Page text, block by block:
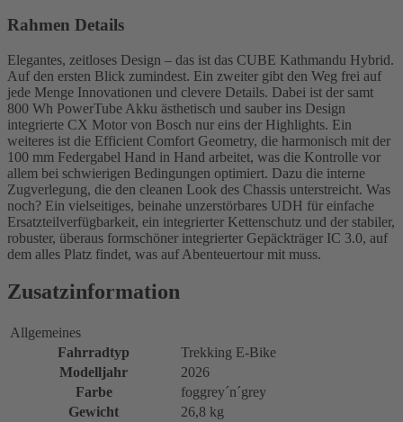
Rahmen Details
Elegantes, zeitloses Design – das ist das CUBE Kathmandu Hybrid.
Auf den ersten Blick zumindest. Ein zweiter gibt den Weg frei auf
jede Menge Innovationen und clevere Details. Dabei ist der samt
800 Wh PowerTube Akku ästhetisch und sauber ins Design
integrierte CX Motor von Bosch nur eins der Highlights. Ein
weiteres ist die Efficient Comfort Geometry, die harmonisch mit der
100 mm Federgabel Hand in Hand arbeitet, was die Kontrolle vor
allem bei schwierigen Bedingungen optimiert. Dazu die interne
Zugverlegung, die den cleanen Look des Chassis unterstreicht. Was
noch? Ein vielseitiges, beinahe unzerstörbares UDH für einfache
Ersatzteilverfügbarkeit, ein integrierter Kettenschutz und der stabiler,
robuster, überaus formschöner integrierter Gepäckträger IC 3.0, auf
dem alles Platz findet, was auf Abenteuertour mit muss.
Zusatzinformation
Allgemeines
Fahrradtyp
Trekking E-Bike
Modelljahr
2026
Farbe
foggrey´n´grey
Gewicht
26,8 kg